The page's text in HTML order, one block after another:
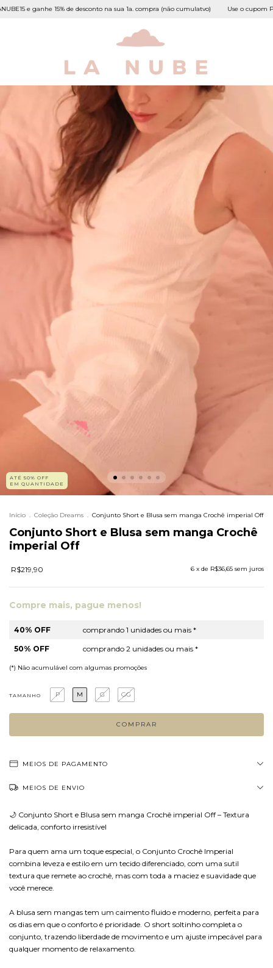
e ganhe 15% de desconto na sua 1a. compra (não cumulatvo) Use o cupom
ATÉ 50% OFF
EM QUANTIDADE
Início . Coleção Dreams . Conjunto Short e Blusa sem manga Crochê imperial Off
Conjunto Short e Blusa sem manga Crochê
imperial Off
R$219,90 6 x de R$36,65 sem juros
Compre mais, pague menos!
40% OFF comprando 1 unidades ou mais *
50% OFF comprando 2 unidades ou mais *
(*) Não acumulável com algumas promoções
TAMANHO P M G GG
MEIOS DE PAGAMENTO
MEIOS DE ENVIO
🌙 Conjunto Short e Blusa sem manga Crochê imperial Off – Textura
delicada, conforto irresistível
Para quem ama um toque especial, o Conjunto Crochê Imperial
combina leveza e estilo em um tecido diferenciado, com uma sutil
textura que remete ao crochê, mas com toda a maciez e suavidade que
você merece.
A blusa sem mangas tem um caimento fluido e moderno, perfeita para
os dias em que o conforto é prioridade. O short soltinho completa o
conjunto, trazendo liberdade de movimento e um ajuste impecável para
qualquer momento de relaxamento.